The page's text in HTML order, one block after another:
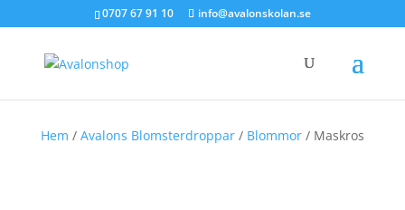
0707 67 91 10 info@avalonskolan.se
Hem / Avalons Blomsterdroppar/ Blommor/ Maskros